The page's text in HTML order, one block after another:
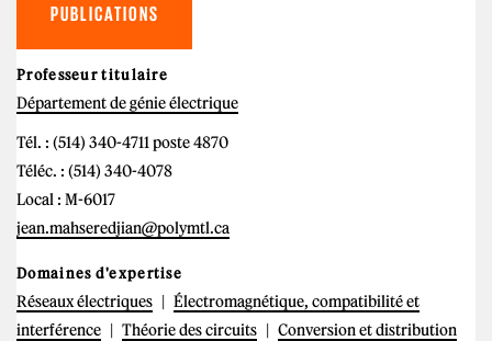
PUBLICATIONS
Professeur titulaire
Département de génie électrique
Tél. : (514) 340-4711 poste 4870
Téléc. : (514) 340-4078
Local : M-6017
jean.mahseredjian@polymtl.ca
Domaines d'expertise
Réseaux électriques
Électromagnétique, compatibilité et
interférence
Théorie des circuits
Conversion et distribution